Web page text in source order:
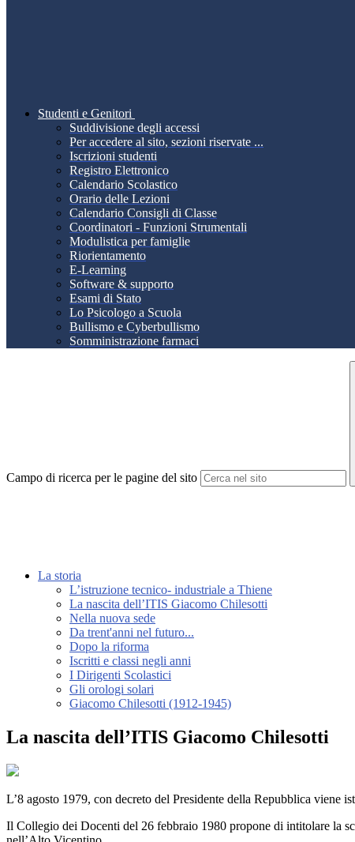
Studenti e Genitori
Suddivisione degli accessi
Per accedere al sito, sezioni riservate ...
Iscrizioni studenti
Registro Elettronico
Calendario Scolastico
Orario delle Lezioni
Calendario Consigli di Classe
Coordinatori - Funzioni Strumentali
Modulistica per famiglie
Riorientamento
E-Learning
Software & supporto
Esami di Stato
Lo Psicologo a Scuola
Bullismo e Cyberbullismo
Somministrazione farmaci
Campo di ricerca per le pagine del sito
La storia
L’istruzione tecnico- industriale a Thiene
La nascita dell’ITIS Giacomo Chilesotti
Nella nuova sede
Da trent'anni nel futuro...
Dopo la riforma
Iscritti e classi negli anni
I Dirigenti Scolastici
Gli orologi solari
Giacomo Chilesotti (1912-1945)
La nascita dell’ITIS Giacomo Chilesotti
L’8 agosto 1979, con decreto del Presidente della Repubblica
Il Collegio dei Docenti del 26 febbraio 1980 propone di intitolare la